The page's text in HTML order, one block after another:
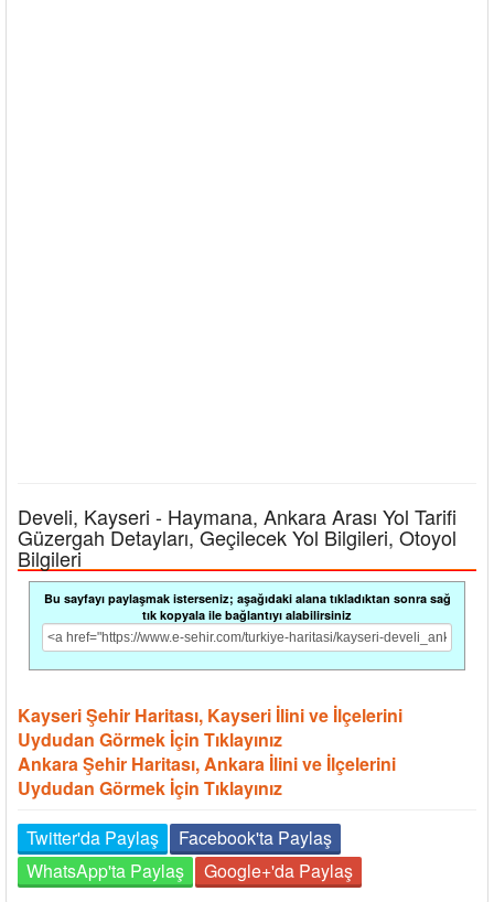
Develi, Kayseri - Haymana, Ankara Arası Yol Tarifi
Güzergah Detayları, Geçilecek Yol Bilgileri, Otoyol
Bilgileri
Bu sayfayı paylaşmak isterseniz; aşağıdaki alana tıkladıktan sonra sağ
tık kopyala ile bağlantıyı alabilirsiniz
Kayseri Şehir Haritası, Kayseri İlini ve İlçelerini
Uydudan Görmek İçin Tıklayınız
Ankara Şehir Haritası, Ankara İlini ve İlçelerini
Uydudan Görmek İçin Tıklayınız
Twitter'da Paylaş
Facebook'ta Paylaş
WhatsApp'ta Paylaş
Google+'da Paylaş